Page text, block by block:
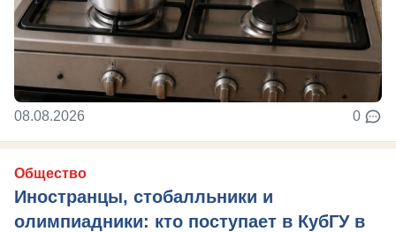
08.08.2026 0
Общество
Иностранцы, стобалльники и
олимпиадники: кто поступает в КубГУ в